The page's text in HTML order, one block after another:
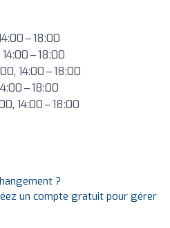
– 18:00
– 18:00
14:00 – 18:00
– 18:00
14:00 – 18:00
?
un compte gratuit pour gérer